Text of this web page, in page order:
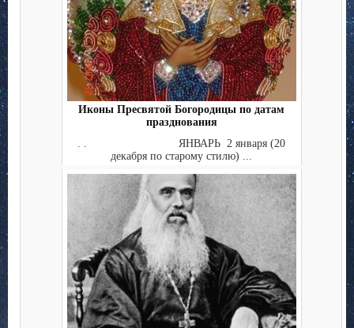
Иконы Пресвятой Богородицы по датам
празднования
. . ЯНВАРЬ 2 января (20
декабря по старому стилю) ...